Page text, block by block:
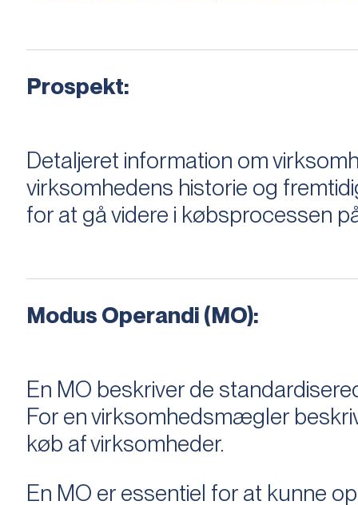
Prospekt:
Detaljeret information om
virksomhedens historie og
for at gå videre i købsprocessen
Modus Operandi (MO):
En MO beskriver de
For en virksomhedsmægler
køb af virksomheder.
En MO er essentiel for at kunne